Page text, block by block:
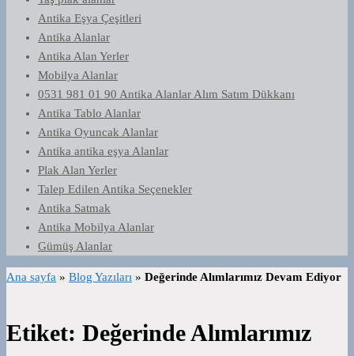
Antika Eşya Çeşitleri
Antika Alanlar
Antika Alan Yerler
Mobilya Alanlar
0531 981 01 90 Antika Alanlar Alım Satım Dükkanı
Antika Tablo Alanlar
Antika Oyuncak Alanlar
Antika antika eşya Alanlar
Plak Alan Yerler
Talep Edilen Antika Seçenekler
Antika Satmak
Antika Mobilya Alanlar
Gümüş Alanlar
Ana sayfa » Blog Yazıları » Değerinde Alımlarımız Devam Ediyor
Etiket: Değerinde Alımlarımız